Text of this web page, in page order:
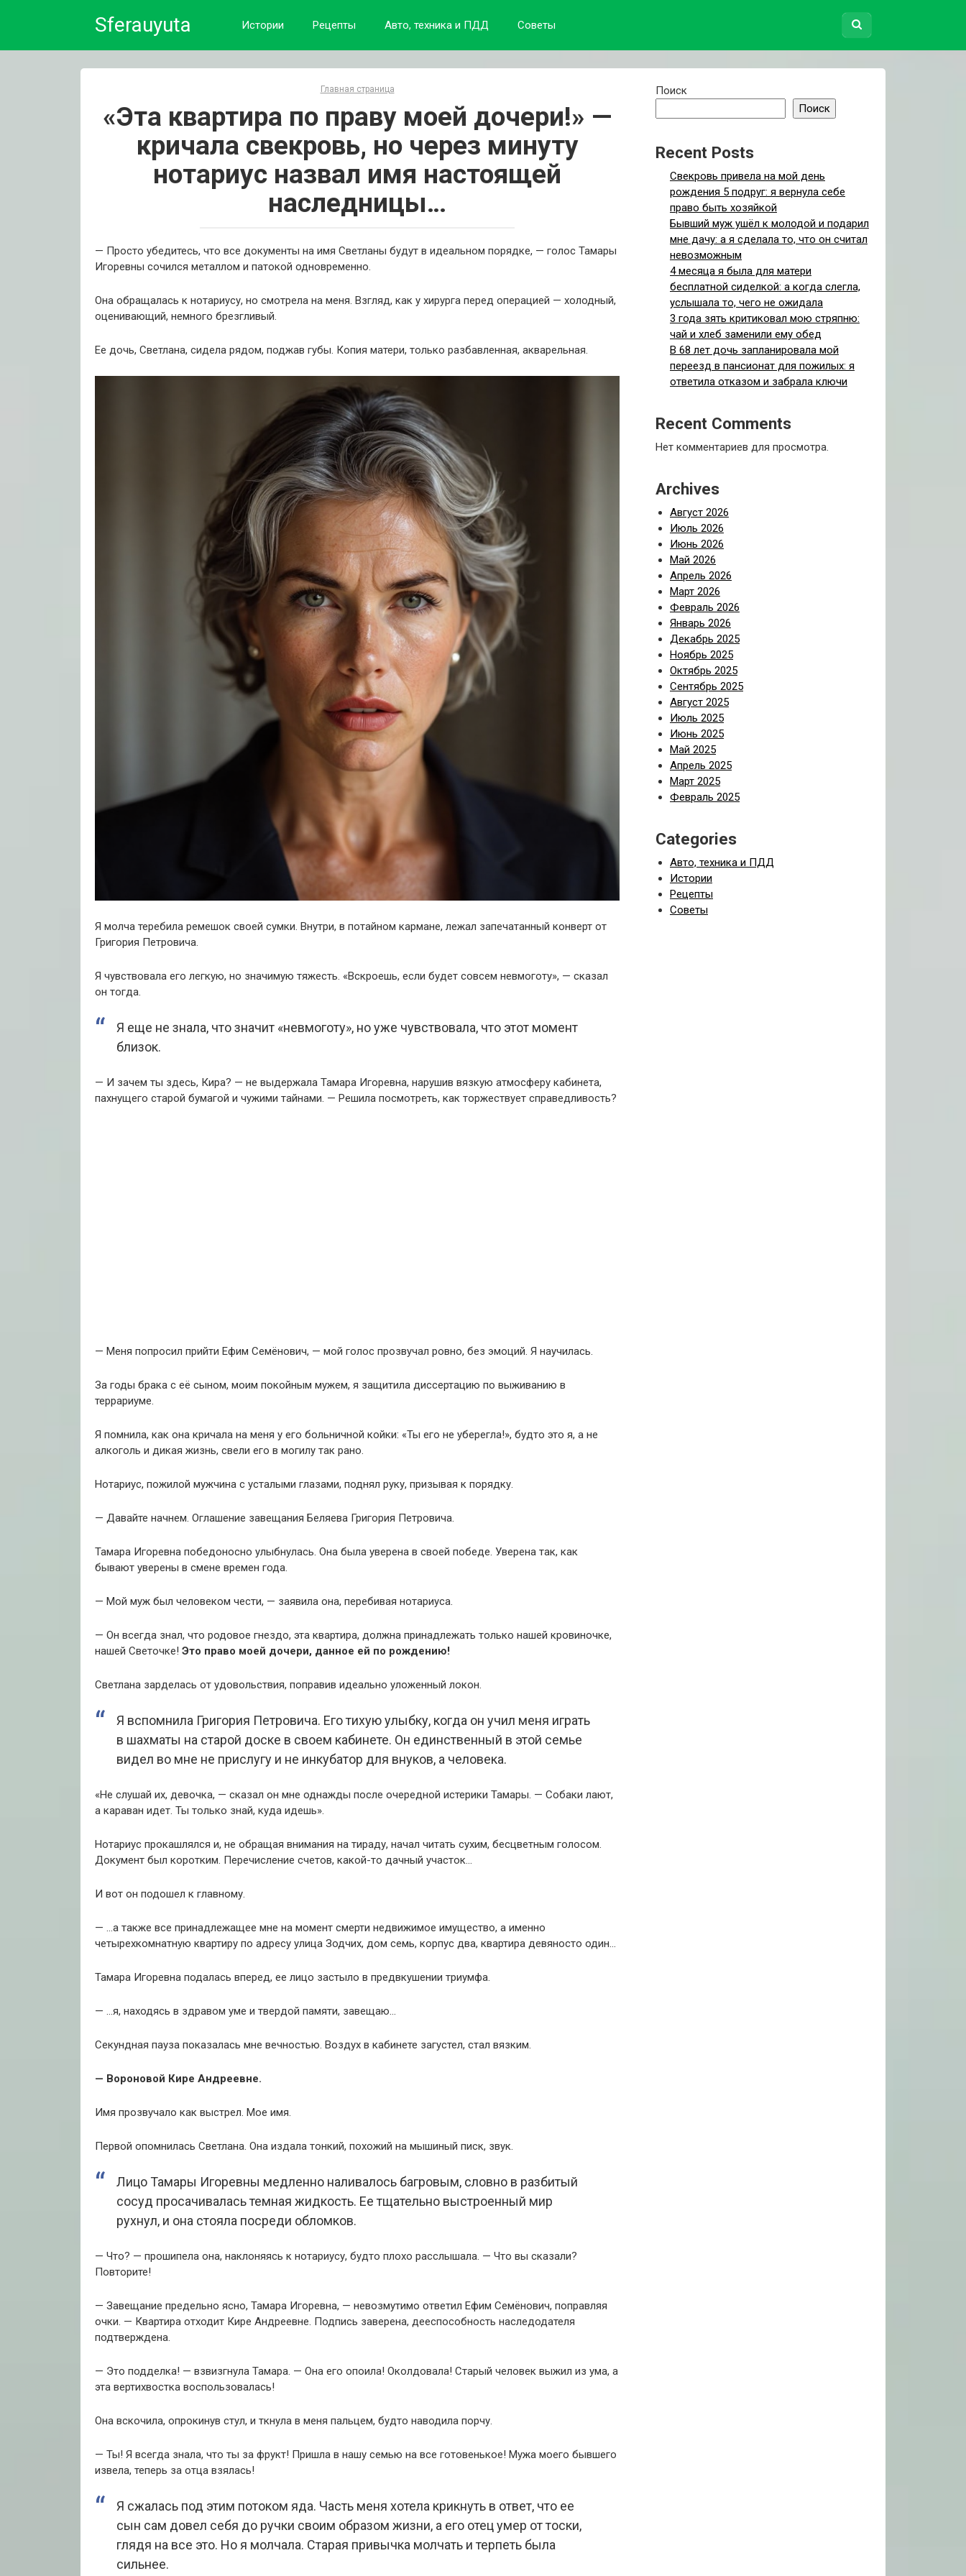
Sferauyuta Истории Рецепты Авто, техника и ПДД Советы
Главная страница
«Эта квартира по праву моей дочери!» —
кричала свекровь, но через минуту
нотариус назвал имя настоящей
наследницы…
— Просто убедитесь, что все документы на имя Светланы будут в идеальном порядке, — голос Тамары
Игоревны сочился металлом и патокой одновременно.
Она обращалась к нотариусу, но смотрела на меня. Взгляд, как у хирурга перед операцией — холодный,
оценивающий, немного брезгливый.
Ее дочь, Светлана, сидела рядом, поджав губы. Копия матери, только разбавленная, акварельная.
Я молча теребила ремешок своей сумки. Внутри, в потайном кармане, лежал запечатанный конверт от
Григория Петровича.
Я чувствовала его легкую, но значимую тяжесть. «Вскроешь, если будет совсем невмоготу», — сказал
он тогда.
Я еще не знала, что значит «невмоготу», но уже чувствовала, что этот момент
близок.
— И зачем ты здесь, Кира? — не выдержала Тамара Игоревна, нарушив вязкую атмосферу кабинета,
пахнущего старой бумагой и чужими тайнами. — Решила посмотреть, как торжествует справедливость?
— Меня попросил прийти Ефим Семёнович, — мой голос прозвучал ровно, без эмоций. Я научилась.
За годы брака с её сыном, моим покойным мужем, я защитила диссертацию по выживанию в
террариуме.
Я помнила, как она кричала на меня у его больничной койки: «Ты его не уберегла!», будто это я, а не
алкоголь и дикая жизнь, свели его в могилу так рано.
Нотариус, пожилой мужчина с усталыми глазами, поднял руку, призывая к порядку.
— Давайте начнем. Оглашение завещания Беляева Григория Петровича.
Тамара Игоревна победоносно улыбнулась. Она была уверена в своей победе. Уверена так, как
бывают уверены в смене времен года.
— Мой муж был человеком чести, — заявила она, перебивая нотариуса.
— Он всегда знал, что родовое гнездо, эта квартира, должна принадлежать только нашей кровиночке,
нашей Светочке! Это право моей дочери, данное ей по рождению!
Светлана зарделась от удовольствия, поправив идеально уложенный локон.
Я вспомнила Григория Петровича. Его тихую улыбку, когда он учил меня играть
в шахматы на старой доске в своем кабинете. Он единственный в этой семье
видел во мне не прислугу и не инкубатор для внуков, а человека.
«Не слушай их, девочка, — сказал он мне однажды после очередной истерики Тамары. — Собаки лают,
а караван идет. Ты только знай, куда идешь».
Нотариус прокашлялся и, не обращая внимания на тираду, начал читать сухим, бесцветным голосом.
Документ был коротким. Перечисление счетов, какой-то дачный участок…
И вот он подошел к главному.
— …а также все принадлежащее мне на момент смерти недвижимое имущество, а именно
четырехкомнатную квартиру по адресу улица Зодчих, дом семь, корпус два, квартира девяносто один…
Тамара Игоревна подалась вперед, ее лицо застыло в предвкушении триумфа.
— …я, находясь в здравом уме и твердой памяти, завещаю…
Секундная пауза показалась мне вечностью. Воздух в кабинете загустел, стал вязким.
— Вороновой Кире Андреевне.
Имя прозвучало как выстрел. Мое имя.
Первой опомнилась Светлана. Она издала тонкий, похожий на мышиный писк, звук.
Лицо Тамары Игоревны медленно наливалось багровым, словно в разбитый
сосуд просачивалась темная жидкость. Ее тщательно выстроенный мир
рухнул, и она стояла посреди обломков.
— Что? — прошипела она, наклоняясь к нотариусу, будто плохо расслышала. — Что вы сказали?
Повторите!
— Завещание предельно ясно, Тамара Игоревна, — невозмутимо ответил Ефим Семёнович, поправляя
очки. — Квартира отходит Кире Андреевне. Подпись заверена, дееспособность наследодателя
подтверждена.
— Это подделка! — взвизгнула Тамара. — Она его опоила! Околдовала! Старый человек выжил из ума, а
эта вертихвостка воспользовалась!
Она вскочила, опрокинув стул, и ткнула в меня пальцем, будто наводила порчу.
— Ты! Я всегда знала, что ты за фрукт! Пришла в нашу семью на все готовенькое! Мужа моего бывшего
извела, теперь за отца взялась!
Я сжалась под этим потоком яда. Часть меня хотела крикнуть в ответ, что ее
сын сам довел себя до ручки своим образом жизни, а его отец умер от тоски,
глядя на все это. Но я молчала. Старая привычка молчать и терпеть была
сильнее.
Поиск
Поиск
Recent Posts
Свекровь привела на мой день
рождения 5 подруг: я вернула себе
право быть хозяйкой
Бывший муж ушёл к молодой и подарил
мне дачу: а я сделала то, что он считал
невозможным
4 месяца я была для матери
бесплатной сиделкой: а когда слегла,
услышала то, чего не ожидала
3 года зять критиковал мою стряпню:
чай и хлеб заменили ему обед
В 68 лет дочь запланировала мой
переезд в пансионат для пожилых: я
ответила отказом и забрала ключи
Recent Comments
Нет комментариев для просмотра.
Archives
Август 2026
Июль 2026
Июнь 2026
Май 2026
Апрель 2026
Март 2026
Февраль 2026
Январь 2026
Декабрь 2025
Ноябрь 2025
Октябрь 2025
Сентябрь 2025
Август 2025
Июль 2025
Июнь 2025
Май 2025
Апрель 2025
Март 2025
Февраль 2025
Categories
Авто, техника и ПДД
Истории
Рецепты
Советы